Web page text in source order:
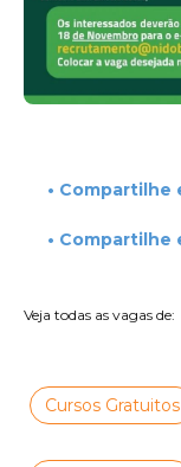
• Compartilhe
• Compartilhe
Veja todas as vagas de:
Cursos Gratuitos